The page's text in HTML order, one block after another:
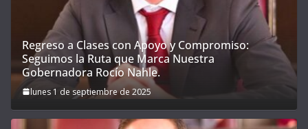
Regreso a Clases con Apoyo y Compromiso:
Seguimos la Ruta que Marca Nuestra
Gobernadora Rocío Nahle.
lunes 1 de septiembre de 2025